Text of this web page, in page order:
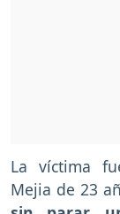
La víctima
Mejia de 23